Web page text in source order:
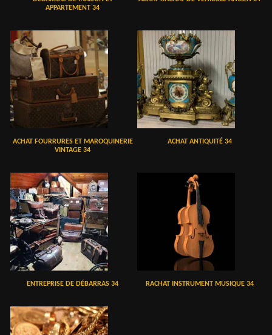
APPARTEMENT 34
ACHAT FOURRURES ET MAROQUINERIE
VINTAGE 34
ACHAT ANTIQUITÉ 34
ENTREPRISE DE DÉBARRAS 34 RACHAT INSTRUMENT MUSIQUE 34